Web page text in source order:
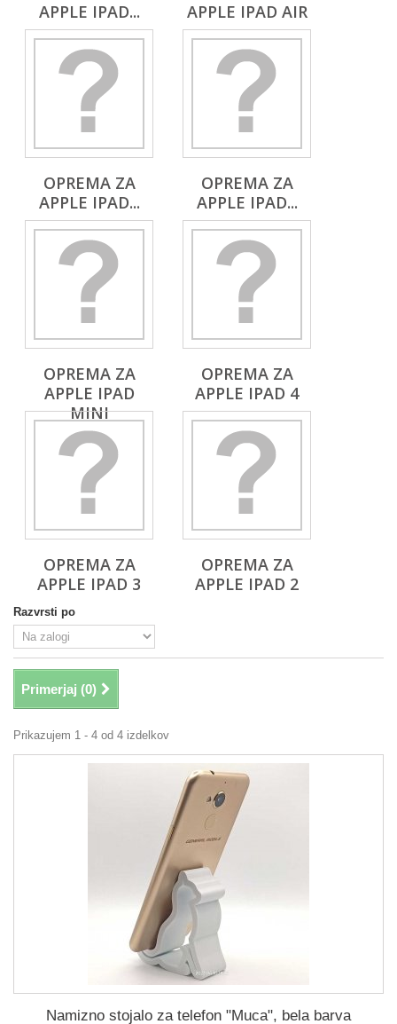
APPLE IPAD...
APPLE IPAD AIR
OPREMA ZA
APPLE IPAD...
OPREMA ZA
APPLE IPAD...
OPREMA ZA
APPLE IPAD
MINI
OPREMA ZA
APPLE IPAD 4
OPREMA ZA
APPLE IPAD 3
OPREMA ZA
APPLE IPAD 2
Razvrsti po
Primerjaj (0)
Prikazujem 1 - 4 od 4 izdelkov
Namizno stojalo za telefon "Muca", bela barva